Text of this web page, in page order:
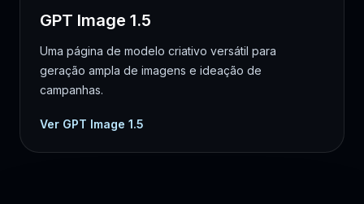
GPT Image 1.5
Uma página de modelo criativo versátil para
geração ampla de imagens e ideação de
campanhas.
Ver GPT Image 1.5